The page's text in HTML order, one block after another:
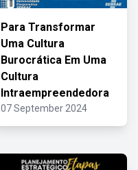
Para Transformar
Uma Cultura
Burocrática Em Uma
Cultura
Intraempreendedora
07 September 2024